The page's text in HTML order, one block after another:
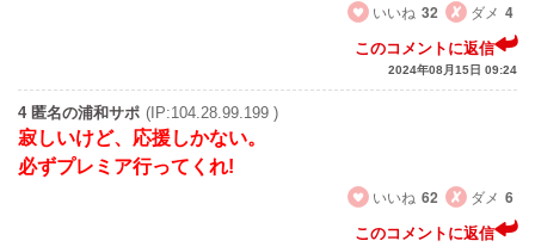
いいね 32 ダメ 4
このコメントに返信
2024年08月15日 09:24
4 匿名の浦和サポ (IP:104.28.99.199 )
寂しいけど、応援しかない。
必ずプレミア行ってくれ!
いいね 62 ダメ 6
このコメントに返信